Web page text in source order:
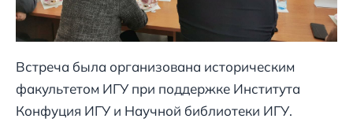
Встреча была организована историческим
факультетом ИГУ при поддержке Института
Конфуция ИГУ и Научной библиотеки ИГУ.